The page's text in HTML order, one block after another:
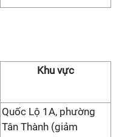
Khu vực
Quốc Lộ 1A, phường
Tân Thành (giảm